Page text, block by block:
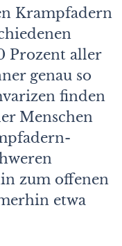
Krampfadern
Prozent aller
genau so
finden
Menschen
zum offenen
etwa